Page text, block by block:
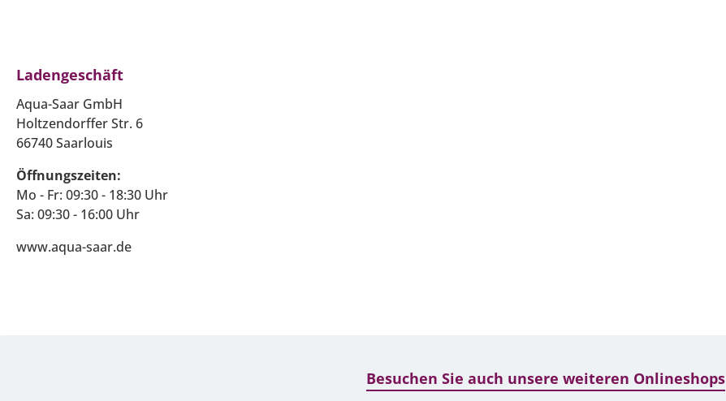
Ladengeschäft
Aqua-Saar GmbH
Holtzendorffer Str. 6
66740 Saarlouis
Öffnungszeiten:
Mo - Fr: 09:30 - 18:30 Uhr
Sa: 09:30 - 16:00 Uhr
www.aqua-saar.de
Besuchen Sie auch unsere weiteren Onlineshops